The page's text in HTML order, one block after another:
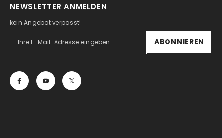
NEWSLETTER ANMELDEN
kein Angebot verpasst!
ABONNIEREN